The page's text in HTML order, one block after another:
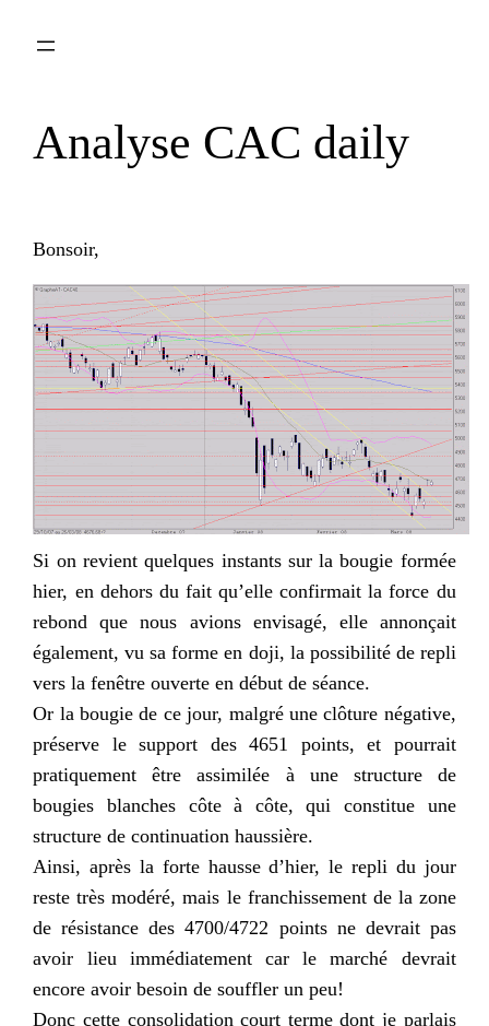
Analyse CAC daily
Bonsoir,
Si on revient quelques instants sur la bougie formée
hier, en dehors du fait qu’elle confirmait la force du
rebond que nous avions envisagé, elle annonçait
également, vu sa forme en doji, la possibilité de repli
vers la fenêtre ouverte en début de séance.
Or la bougie de ce jour, malgré une clôture négative,
préserve le support des 4651 points, et pourrait
pratiquement être assimilée à une structure de
bougies blanches côte à côte, qui constitue une
structure de continuation haussière.
Ainsi, après la forte hausse d’hier, le repli du jour
reste très modéré, mais le franchissement de la zone
de résistance des 4700/4722 points ne devrait pas
avoir lieu immédiatement car le marché devrait
encore avoir besoin de souffler un peu!
Donc cette consolidation court terme dont je parlais